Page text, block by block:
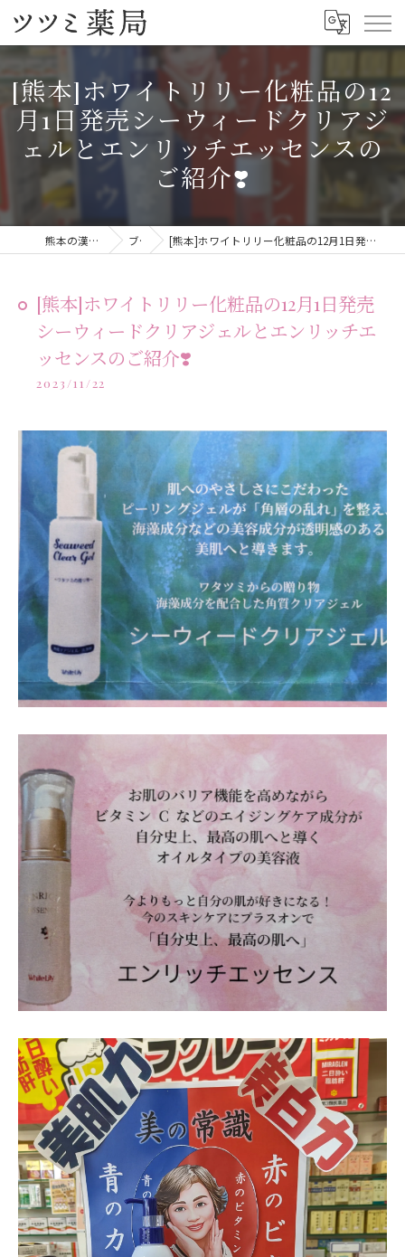
[熊本]ホワイトリリー化粧品の12
月1日発売シーウィードクリアジ
ェルとエンリッチエッセンスの
ご紹介❣️
熊本の漢方ならツツミ薬局 ブログ [熊本]ホワイトリリー化粧品の12月1日発売シーウィードクリアジェルとエンリッチエッセンスのご紹介❣️
[熊本]ホワイトリリー化粧品の12月1日発売
シーウィードクリアジェルとエンリッチエ
ッセンスのご紹介❣️
2023/11/22